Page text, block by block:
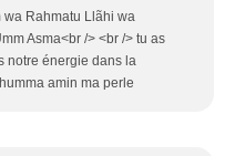
wa Rahmatu Llãhi wa
Asma<br /> <br /> tu as
notre énergie dans la
amin ma perle